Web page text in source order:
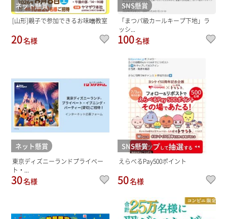
ネット懸賞
[山形]親子で参加できるお味噌教室
20名様
SNS懸賞
「まつパ級カールキープ下地」ラ
ッシ...
100名様
ネット懸賞
東京ディズニーランドプライベー
ト・...
30名様
SNS懸賞
えらべるPay500ポイント
50名様